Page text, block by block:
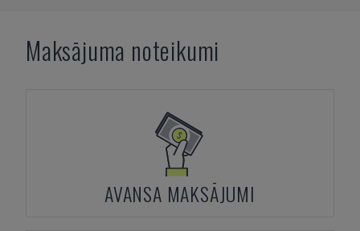
Maksājuma noteikumi
AVANSA MAKSĀJUMI